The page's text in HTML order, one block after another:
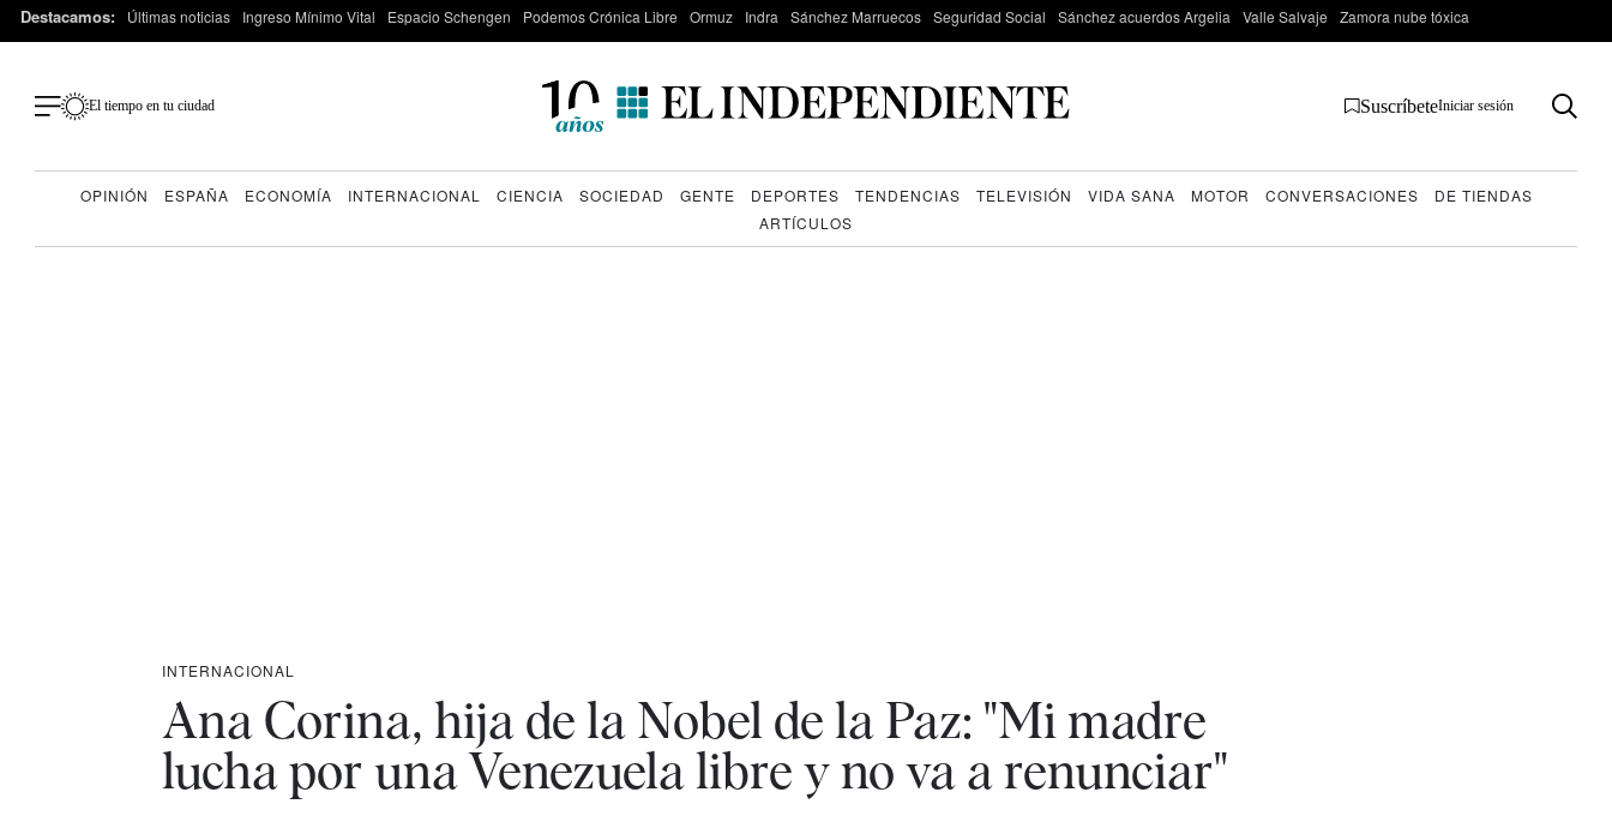
Destacamos: Últimas noticias Ingreso Mínimo Vital Espacio Schengen Podemos Crónica Libre Ormuz Indra Sánchez Marruecos Seguridad Social Sánchez acuerdos Argelia Valle Salvaje Zamora nube tóxica
El tiempo en tu ciudad SuscríbeteIniciar sesión
OPINIÓN ESPAÑA ECONOMÍA INTERNACIONAL CIENCIA SOCIEDAD GENTE DEPORTES TENDENCIAS TELEVISIÓN VIDA SANA MOTOR CONVERSACIONES
DE TIENDAS
ARTÍCULOS
INTERNACIONAL
Ana Corina, hija de la Nobel de la Paz: "Mi madre
lucha por una Venezuela libre y no va a renunciar"